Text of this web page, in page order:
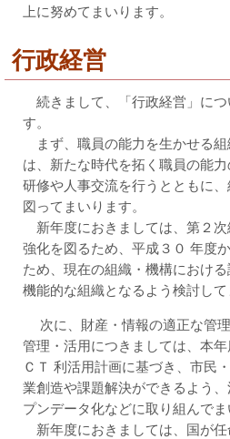
上に努めてまいります。
行政経営
続きまして、「行政経営」につ
す。
まず、職員の能力を生かせる組
は、新たな時代を拓く職員の能
研修や人事交流を行うとともに
図ってまいります。
新年度におきましては、第２
強化を図るため、平成３０ 年度
ため、現在の組織・機構におけ
機能的な組織となるよう検討して
次に、財産・情報の適正な管
管理・活用につきましては、本年
ＣＴ 利活用計画に基づき、市民
業創造や課題解決ができるよう
プンデータ化などに取り組んでま
新年度におきましては、国が任